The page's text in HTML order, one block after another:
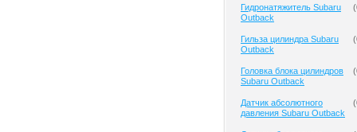
Гидронатяжитель Subaru
Outback
(
Гильза цилиндра Subaru
Outback
(
Головка блока цилиндров
Subaru Outback
(
Датчик абсолютного
давления Subaru Outback
(